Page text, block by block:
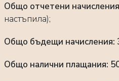
Общо отчетени
настъпила);
Общо бъдещи начисления:
Общо налични плащания: